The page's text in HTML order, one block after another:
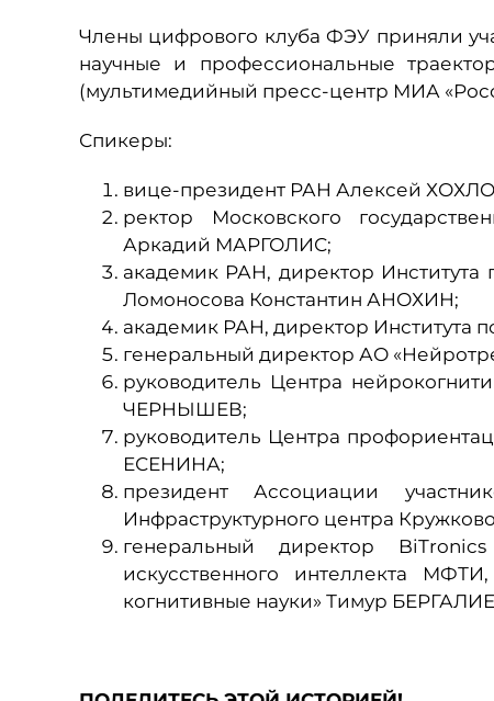
Члены цифрового клуба ФЭУ приняли
научные и профессиональные
(мультимедийный пресс-центр МИА
Спикеры:
вице-президент РАН Алексей
ректор Московского
Аркадий МАРГОЛИС;
академик РАН, директор
Ломоносова Константин АНОХИН;
академик РАН, директор
генеральный директор АО
руководитель Центра
ЧЕРНЫШЕВ;
руководитель Центра
ЕСЕНИНА;
президент Ассоциации
Инфраструктурного центра
генеральный директор
искусственного интеллекта
когнитивные науки» Тимур